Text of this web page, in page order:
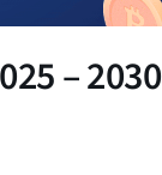
– 2030